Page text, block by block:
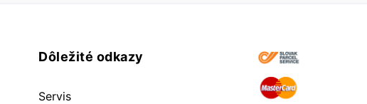
Dôležité odkazy
Servis